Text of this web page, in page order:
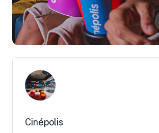
Cinépolis